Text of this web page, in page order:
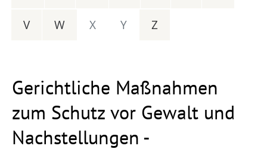
V W X Y Z
Gerichtliche Maßnahmen
zum Schutz vor Gewalt und
Nachstellungen -